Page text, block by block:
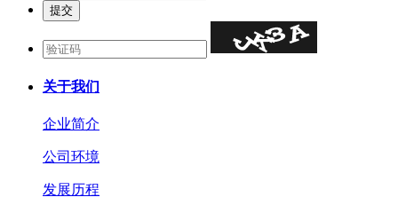
关于我们
企业简介
公司环境
发展历程